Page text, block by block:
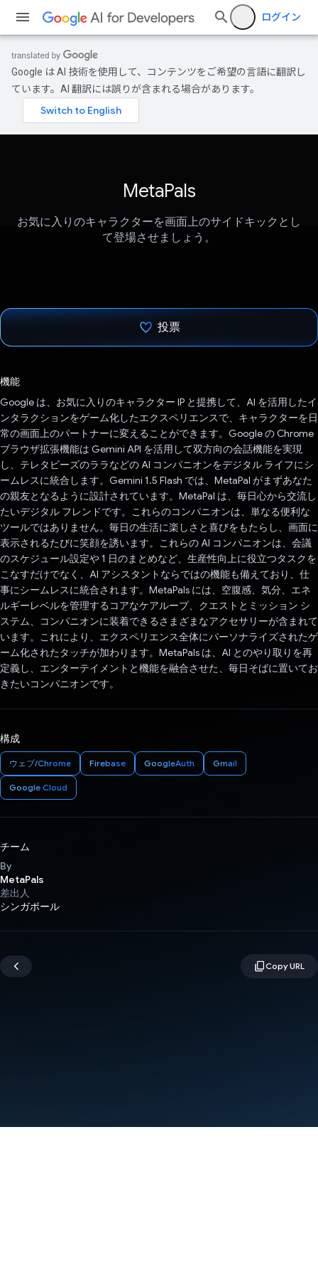
ログイン
Google は AI 技術を使用して、コンテンツをご希望の言語に翻訳し
ています。AI 翻訳には誤りが含まれる場合があります。
MetaPals
お気に入りのキャラクターを画面上のサイドキックとし
て登場させましょう。
投票
機能
Google は、お気に入りのキャラクター IP と提携して、AI を活用したイ
ンタラクションをゲーム化したエクスペリエンスで、キャラクターを日
常の画面上のパートナーに変えることができます。Google の Chrome
ブラウザ拡張機能は Gemini API を活用して双方向の会話機能を実現
し、テレタビーズのララなどの AI コンパニオンをデジタル ライフにシ
ームレスに統合します。Gemini 1.5 Flash では、MetaPal がまずあなた
の親友となるように設計されています。MetaPal は、毎日心から交流し
たいデジタル フレンドです。これらのコンパニオンは、単なる便利な
ツールではありません。毎日の生活に楽しさと喜びをもたらし、画面に
表示されるたびに笑顔を誘います。これらの AI コンパニオンは、会議
のスケジュール設定や 1 日のまとめなど、生産性向上に役立つタスクを
こなすだけでなく、AI アシスタントならではの機能も備えており、仕
事にシームレスに統合されます。MetaPals には、空腹感、気分、エネ
ルギーレベルを管理するコアなケアループ、クエストとミッション シ
ステム、コンパニオンに装着できるさまざまなアクセサリーが含まれて
います。これにより、エクスペリエンス全体にパーソナライズされたゲ
ーム化されたタッチが加わります。MetaPals は、AI とのやり取りを再
定義し、エンターテイメントと機能を融合させた、毎日そばに置いてお
きたいコンパニオンです。
構成
ウェブ/Chrome Firebase GoogleAuth Gmail
Google Cloud
チーム
By
MetaPals
差出人
シンガポール